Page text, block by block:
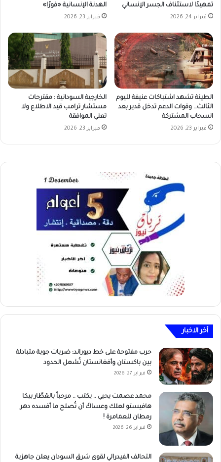
تمهيدًا لاستئناف الجسر الإنساني
فبراير 24, 2026
الهدنة الإنسانية «فورًا»
فبراير 23, 2026
الطينة تشهد اشتباكات عنيفة لليوم
الثالث… وقوات الدعم تدخل قدير بعد
انسحاب المشتركة
فبراير 23, 2026
الخارجية السودانية : مقترحات
مستشار ترامب قيد الاطلاع ولا
تعني الموافقة
فبراير 23, 2026
أخر الاخبار
حرب مفتوحة على خط ديوراند: ضربات جوية متبادلة
بين باكستان وأفغانستان تُشعل الحدود
فبراير 27, 2026
محمد عصمت يحيي .. يكتب .. مرحباً بالعَطّار بيكا
هافيستو لعلك وعساكَ أن تُصلح ما أفسده دهر
رمطان للعمامرة !
فبراير 26, 2026
التحالف الفيدرالي لقوى شرق السودان يعلن جاهزية